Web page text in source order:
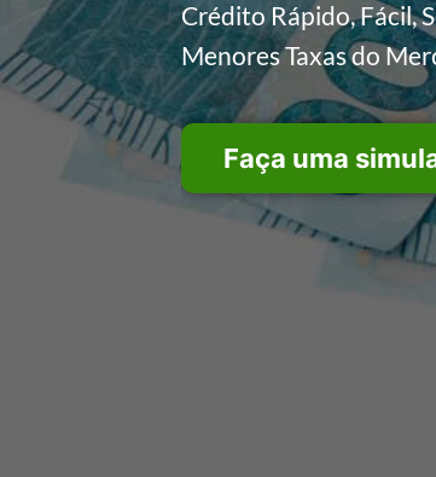
Crédito Rápido, Fácil,
Menores Taxas do
Faça uma